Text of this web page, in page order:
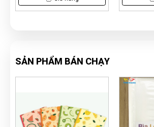
SẢN PHẨM BÁN CHẠY